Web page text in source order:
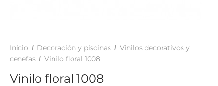
Inicio / Decoración y piscinas / Vinilos decorativos y
cenefas / Vinilo floral 1008
Vinilo floral 1008